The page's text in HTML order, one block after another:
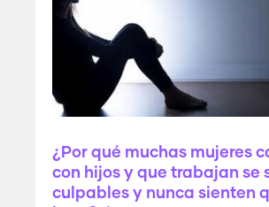
¿Por qué muchas mujeres
con hijos y que trabajan se
culpables y nunca sienten